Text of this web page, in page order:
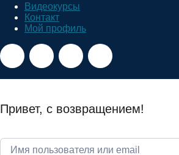
Видеокурсы
Контакт
Мой профиль
Привет, с возвращением!